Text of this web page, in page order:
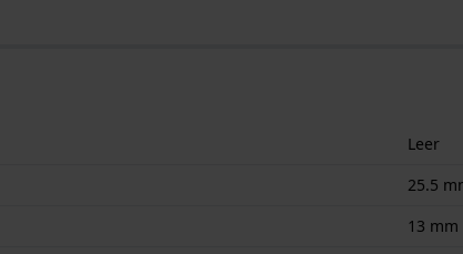
Leer
25.5
13 mm